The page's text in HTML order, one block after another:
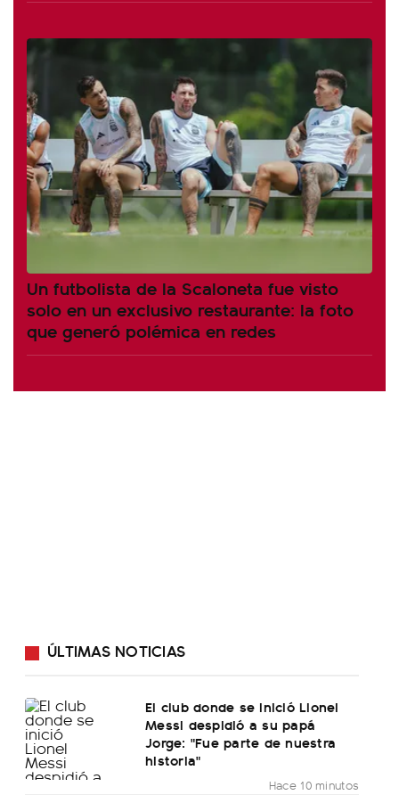
Un futbolista de la Scaloneta fue visto
solo en un exclusivo restaurante: la foto
que generó polémica en redes
ÚLTIMAS NOTICIAS
El club donde se inició Lionel
Messi despidió a su papá
Jorge: "Fue parte de nuestra
historia"
Hace 10 minutos